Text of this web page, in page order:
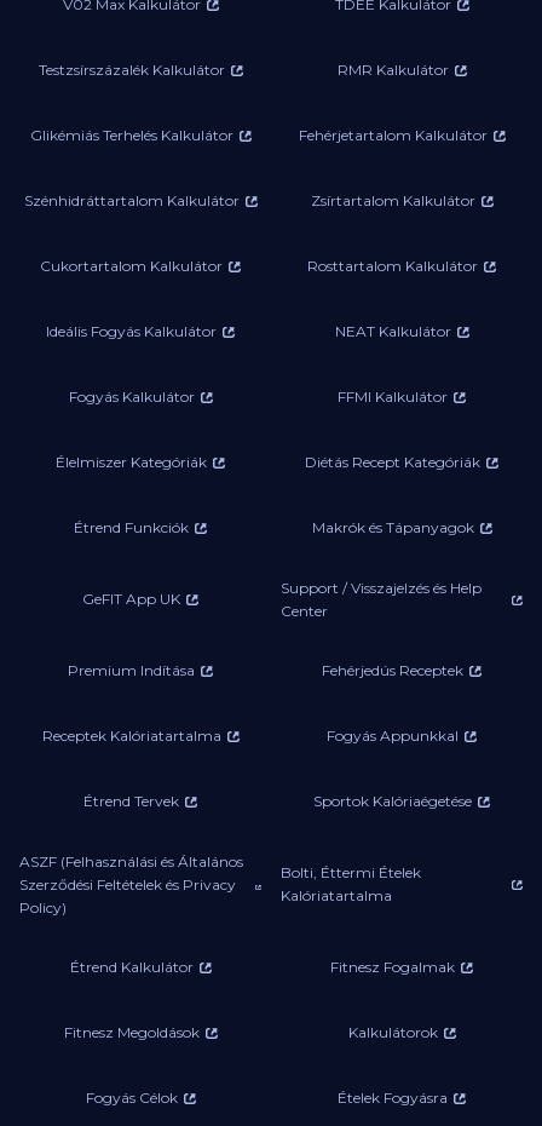
V02 Max Kalkulátor TDEE Kalkulátor
Testzsírszázalék Kalkulátor RMR Kalkulátor
Glikémiás Terhelés Kalkulátor Fehérjetartalom Kalkulátor
Szénhidráttartalom Kalkulátor Zsírtartalom Kalkulátor
Cukortartalom Kalkulátor Rosttartalom Kalkulátor
Ideális Fogyás Kalkulátor NEAT Kalkulátor
Fogyás Kalkulátor FFMI Kalkulátor
Élelmiszer Kategóriák Diétás Recept Kategóriák
Étrend Funkciók Makrók és Tápanyagok
GeFIT App UK
Support / Visszajelzés és Help
Center
Premium Indítása Fehérjedús Receptek
Receptek Kalóriatartalma Fogyás Appunkkal
Étrend Tervek Sportok Kalóriaégetése
ASZF (Felhasználási és Általános
Szerződési Feltételek és Privacy
Policy)
Bolti, Éttermi Ételek
Kalóriatartalma
Étrend Kalkulátor Fitnesz Fogalmak
Fitnesz Megoldások Kalkulátorok
Fogyás Célok Ételek Fogyásra